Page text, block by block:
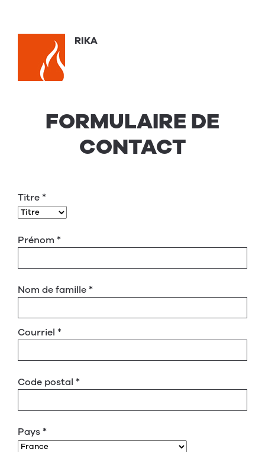
RIKA
FORMULAIRE DE
CONTACT
Titre*
Prénom *
Nom de famille*
Courriel *
Code postal *
Pays*